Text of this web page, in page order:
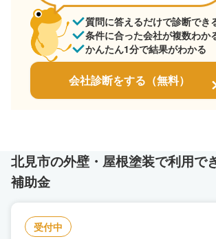
質問に答えるだけで診断でき
条件に合った会社が複数わか
かんたん1分で結果がわかる
会社診断をする（無料）
北見市の外壁・屋根塗装で利用で
補助金
受付中